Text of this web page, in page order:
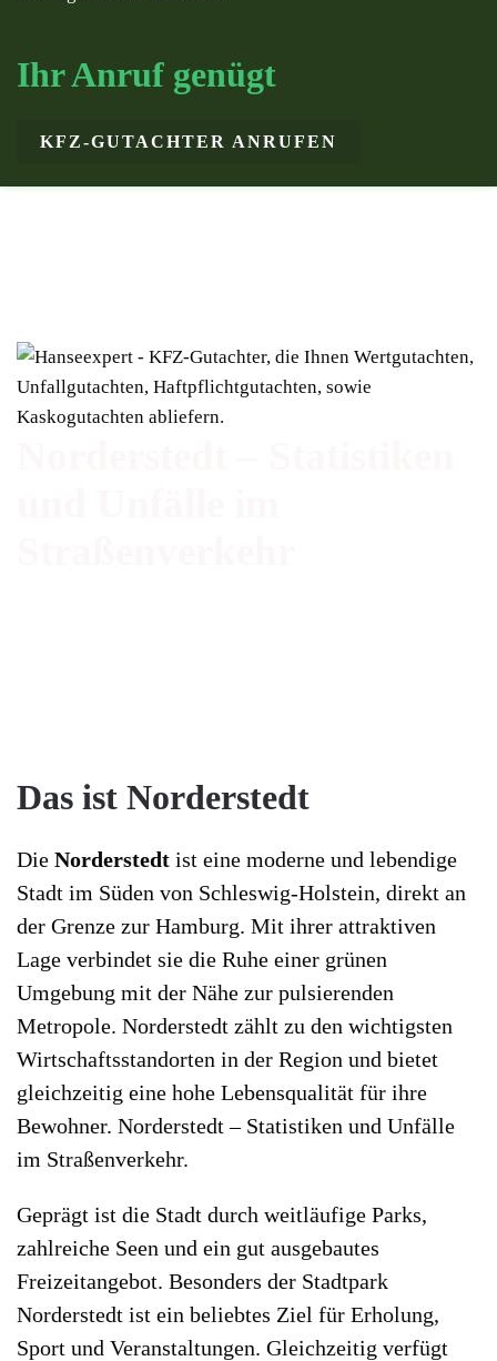
Ihr Anruf genügt
KFZ-GUTACHTER ANRUFEN
Das ist Norderstedt
Die Norderstedt ist eine moderne und lebendige
Stadt im Süden von Schleswig-Holstein, direkt an
der Grenze zur Hamburg. Mit ihrer attraktiven
Lage verbindet sie die Ruhe einer grünen
Umgebung mit der Nähe zur pulsierenden
Metropole. Norderstedt zählt zu den wichtigsten
Wirtschaftsstandorten in der Region und bietet
gleichzeitig eine hohe Lebensqualität für ihre
Bewohner. Norderstedt – Statistiken und Unfälle
im Straßenverkehr.
Geprägt ist die Stadt durch weitläufige Parks,
zahlreiche Seen und ein gut ausgebautes
Freizeitangebot. Besonders der Stadtpark
Norderstedt ist ein beliebtes Ziel für Erholung,
Sport und Veranstaltungen. Gleichzeitig verfügt